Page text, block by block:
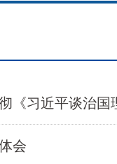
《习近平谈治国
会